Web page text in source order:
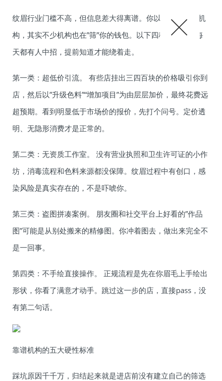
纹眉行业门槛不高，但信息差大得离谱。你以为自己在挑机
构，其实不少机构也在”筛”你的钱包。以下四种套路几乎每
天都有人中招，提前知道才能绕着走。
第一类：超低价引流。 有些店挂出三四百块的价格吸引你到
店，然后以”升级色料”“增加项目”为由层层加价，最终花费远
超预期。看到明显低于市场价的报价，先打个问号。定价透
明、无隐形消费才是正常的。
第二类：无资质工作室。 没有营业执照和卫生许可证的小作
坊，消毒流程和色料来源都没保障。纹眉过程中有创口，感
染风险是真实存在的，不是吓唬你。
第三类：盗图拼凑案例。 朋友圈和社交平台上好看的”作品
图”可能是从别处搬来的精修图。你冲着图去，做出来完全不
是一回事。
第四类：不手绘直接操作。 正规流程是先在你眉毛上手绘出
形状，你看了满意才动手。跳过这一步的店，直接pass，没
有第二句话。
靠谱机构的五大硬性标准
踩坑原因千千万，归结起来就是进店前没有建立自己的筛选